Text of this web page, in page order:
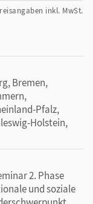
inkl. MwSt.
Bremen,
Pfalz,
Holstein,
2. Phase
und soziale